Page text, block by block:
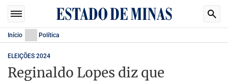
Início Política
ELEIÇÕES 2024
Reginaldo Lopes diz que